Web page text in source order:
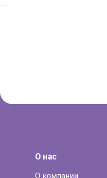
О нас
О компании